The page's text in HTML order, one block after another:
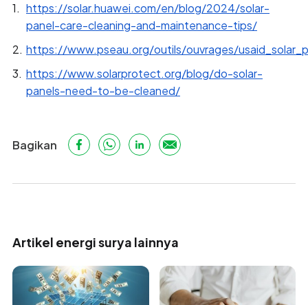
https://solar.huawei.com/en/blog/2024/solar-
panel-care-cleaning-and-maintenance-tips/
https://www.pseau.org/outils/ouvrages/
https://www.solarprotect.org/blog/do-solar-
panels-need-to-be-cleaned/
Bagikan
Artikel energi surya lainnya